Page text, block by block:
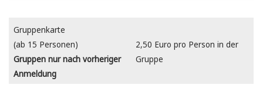
Gruppenkarte
(ab 15 Personen)
Gruppen nur nach vorheriger
Anmeldung
2,50 Euro pro Person in der
Gruppe